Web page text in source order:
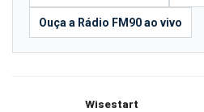
Ouça a Rádio FM90 ao vivo
Wisestart